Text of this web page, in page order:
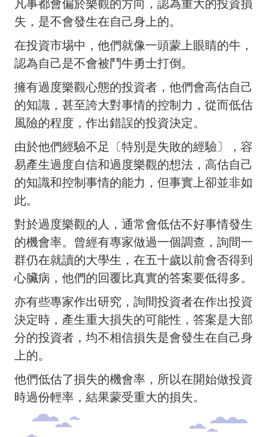
失，是不會發生在自己身上的。
在投資市埸中，他們就像一頭蒙上眼睛的牛，
認為自己是不會被鬥牛勇士打倒。
擁有過度樂觀心態的投資者，他們會高估自己
的知識，甚至誇大對事情的控制力，從而低估
風險的程度，作出錯誤的投資決定。
由於他們經驗不足〔特別是失敗的經驗〕，容
易產生過度自信和過度樂觀的想法，高估自己
的知識和控制事情的能力，但事實上卻並非如
此。
對於過度樂觀的人，通常會低估不好事情發生
的機會率。曾經有專家做過一個調查，詢間一
群仍在就讀的大學生，在五十歲以前會否得到
心臟病，他們的回覆比真實的答案要低得多。
亦有些專家作出研究，詢間投資者在作出投資
決定時，產生重大損失的可能性，答案是大部
分的投資者，均不相信損失是會發生在自己身
上的。
他們低估了損失的機會率，所以在開始做投資
時過份輕率，結果蒙受重大的損失。